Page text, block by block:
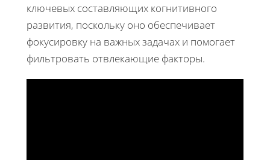
ключевых составляющих когнитивного
развития, поскольку оно обеспечивает
фокусировку на важных задачах и помогает
фильтровать отвлекающие факторы.